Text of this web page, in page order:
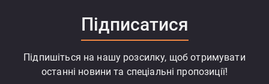
Підписатися
Підпишіться на нашу розсилку, щоб отримувати
останні новини та спеціальні пропозиції!